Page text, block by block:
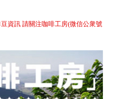
資訊 請關注咖啡工房(微信公衆號